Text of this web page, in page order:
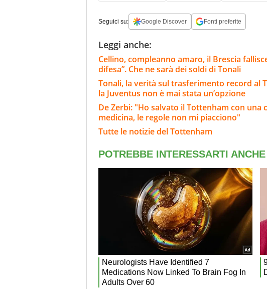
Seguici su: Google Discover Fonti preferite
Leggi anche:
Cellino, compleanno amaro, il Brescia
difesa”. Che ne sarà dei soldi di Tonali
Tonali, la verità sul trasferimento record al
la Juventus non è mai stata un’opzione
De Zerbi: "Ho salvato il Tottenham con una
medicina, le regole non mi piacciono"
Tutte le notizie del Tottenham